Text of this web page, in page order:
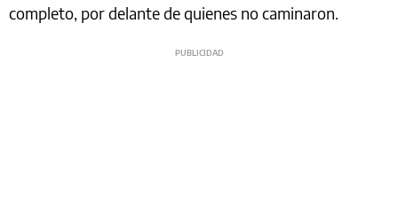
completo, por delante de quienes no caminaron.